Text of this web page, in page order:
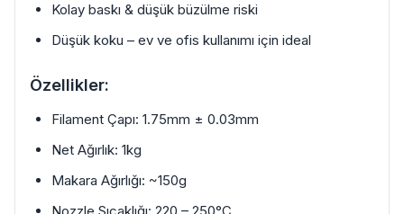
Kolay baskı & düşük büzülme riski
Düşük koku – ev ve ofis kullanımı için ideal
Özellikler:
Filament Çapı: 1.75mm ± 0.03mm
Net Ağırlık: 1kg
Makara Ağırlığı: ~150g